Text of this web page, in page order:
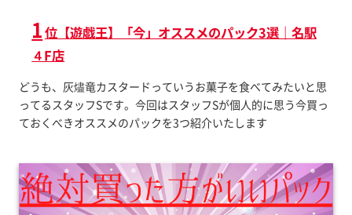
1位【遊戯王】「今」オススメのパック3選｜名駅
４F店
どうも、灰燼竜カスタードっていうお菓子を食べてみたいと思
ってるスタッフSです。今回はスタッフSが個人的に思う今買っ
ておくべきオススメのパックを3つ紹介いたします